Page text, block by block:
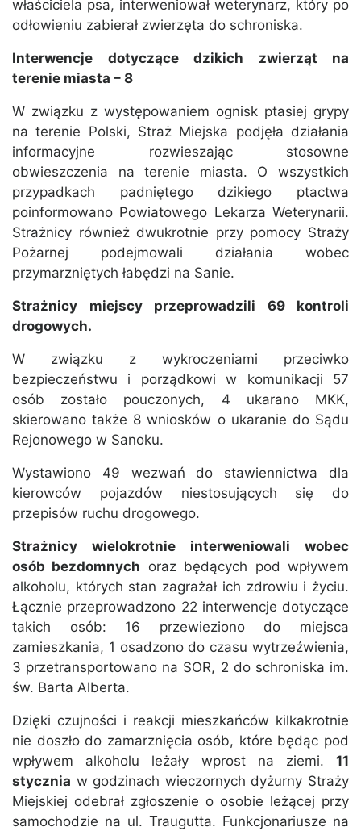
właściciela psa, interweniował weterynarz, który po
odłowieniu zabierał zwierzęta do schroniska.
Interwencje dotyczące dzikich zwierząt na
terenie miasta – 8
W związku z występowaniem ognisk ptasiej grypy
na terenie Polski, Straż Miejska podjęła działania
informacyjne rozwieszając stosowne
obwieszczenia na terenie miasta. O wszystkich
przypadkach padniętego dzikiego ptactwa
poinformowano Powiatowego Lekarza Weterynarii.
Strażnicy również dwukrotnie przy pomocy Straży
Pożarnej podejmowali działania wobec
przymarzniętych łabędzi na Sanie.
Strażnicy miejscy przeprowadzili 69 kontroli
drogowych.
W związku z wykroczeniami przeciwko
bezpieczeństwu i porządkowi w komunikacji 57
osób zostało pouczonych, 4 ukarano MKK,
skierowano także 8 wniosków o ukaranie do Sądu
Rejonowego w Sanoku.
Wystawiono 49 wezwań do stawiennictwa dla
kierowców pojazdów niestosujących się do
przepisów ruchu drogowego.
Strażnicy wielokrotnie interweniowali wobec
osób bezdomnych oraz będących pod wpływem
alkoholu, których stan zagrażał ich zdrowiu i życiu.
Łącznie przeprowadzono 22 interwencje dotyczące
takich osób: 16 przewieziono do miejsca
zamieszkania, 1 osadzono do czasu wytrzeźwienia,
3 przetransportowano na SOR, 2 do schroniska im.
św. Barta Alberta.
Dzięki czujności i reakcji mieszkańców kilkakrotnie
nie doszło do zamarznięcia osób, które będąc pod
wpływem alkoholu leżały wprost na ziemi. 11
stycznia w godzinach wieczornych dyżurny Straży
Miejskiej odebrał zgłoszenie o osobie leżącej przy
samochodzie na ul. Traugutta. Funkcjonariusze na